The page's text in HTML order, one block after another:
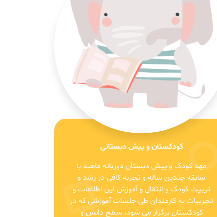
کودکستان و پیش دبستانی
مهد کودک و پیش دبستان دوزبانه ماهبد با
سابقه چندین ساله و تجربه کافی در رشد و
تربیت کودک و انتقال و آموزش این اطلاعات و
تجربیات به کارمندان طی جلسات آموزشی که در
کودکستان برگزار می شود، سطح دانش و